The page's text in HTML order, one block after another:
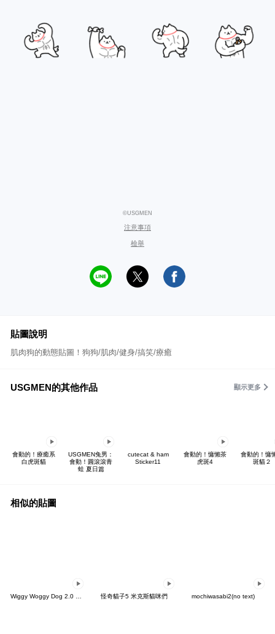
©USGMEN
注意事項
檢舉
貼圖說明
肌肉狗的動態貼圖！狗狗/肌肉/健身/搞笑/療癒
USGMEN的其他作品 顯示更多
會動的！療癒系
白虎斑貓
USGMEN兔男：
會動！圓滾滾青
蛙 夏日篇
cutecat & ham
Sticker11
會動的！慵懶茶
虎斑4
會動的！慵
斑貓２
相似的貼圖
Wiggy Woggy Dog 2.0 animated 怪奇貓子5 米克斯貓咪們 mochiwasabi2(no text)